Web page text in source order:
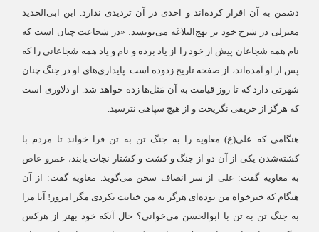
دشمن به آن اقرار کرده‌اند و احدی در آن تردیدی ندارد. ابن ابی‌الحدید
معتزلی در شرح خود بر نهج‌البلاغه می‌نویسد: «در شجاعت چنان است که
نام همه شجاعان پیش از خود را از یاد برده و نام و یاد همه شجاعانی را که
پس از او آمده‌اند، از صفحه تاریخ زدوده است. پایداری‌های او در جنگ چنان
شهرتی دارد که تا روز قیامت به آن مَثل‌ها زده خواهد شد. او دلاوری است
که هرگز از حریفی نگریخت و از هیچ سپاهی نترسید.
هنگامی که علی(ع) معاویه را به جنگ تن به تن فرا خواند تا مردم با
کشته‌شدن یکی از آن دو از جنگ و کشت و کشتار نجات یابند، عمرو عاص
به معاویه گفت: علی از سر انصاف سخن می‌گوید. معاویه گفت: از آن
هنگام که خیرخواه من بوده‌ای هرگز به من خیانت نکردی مگر امروز! آیا مرا
به جنگ تن به تن با ابوالحسن می‌خوانی؟ حال آنکه خود بهتر از هرکس